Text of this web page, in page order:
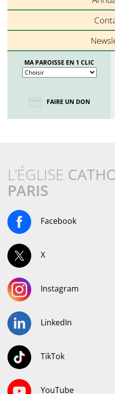
MA PAROISSE EN 1 CLIC
FAIRE UN DON
L’ÉGLISE
PARIS
Facebook
X
Instagram
LinkedIn
TikTok
YouTube